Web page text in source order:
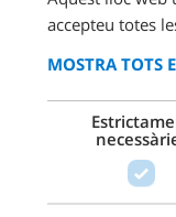
quan?
segur?
viatges?
de l'hora
accepteu totes
MOSTRA TOTS